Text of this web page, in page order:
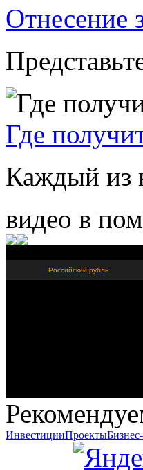
Отнесение
Где
Каждый из
видео в
Российский рубль
ИнвестицииПроекты